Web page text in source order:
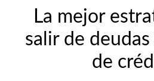
La mejor
salir de
de